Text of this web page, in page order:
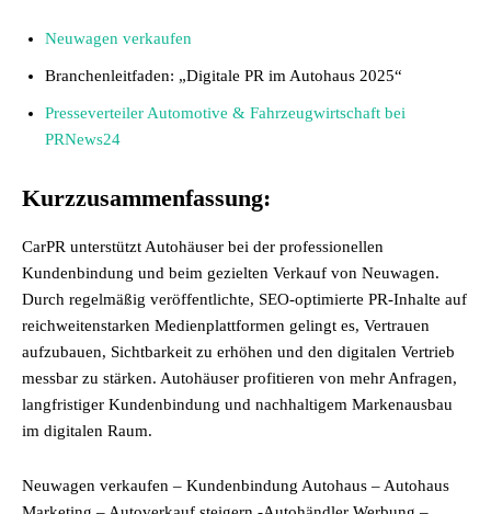
Neuwagen verkaufen
Branchenleitfaden: „Digitale PR im Autohaus 2025“
Presseverteiler Automotive & Fahrzeugwirtschaft bei
PRNews24
Kurzzusammenfassung:
CarPR unterstützt Autohäuser bei der professionellen
Kundenbindung und beim gezielten Verkauf von Neuwagen.
Durch regelmäßig veröffentlichte, SEO-optimierte PR-Inhalte auf
reichweitenstarken Medienplattformen gelingt es, Vertrauen
aufzubauen, Sichtbarkeit zu erhöhen und den digitalen Vertrieb
messbar zu stärken. Autohäuser profitieren von mehr Anfragen,
langfristiger Kundenbindung und nachhaltigem Markenausbau
im digitalen Raum.
Neuwagen verkaufen – Kundenbindung Autohaus – Autohaus